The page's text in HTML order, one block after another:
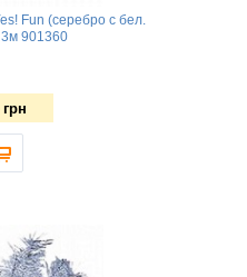
Fun (серебро с бел.
3м 901360
грн